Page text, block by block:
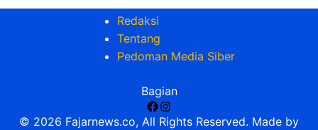
Redaksi
Tentang
Pedoman Media Siber
Bagian
Facebook
Instagram
© 2026 Fajarnews.co, All Rights Reserved. Made by